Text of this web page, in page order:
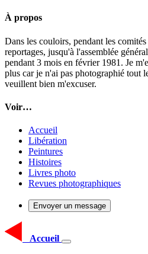
À propos
Dans les couloirs, pendant les
reportages, jusqu'à l'assemblée
pendant 3 mois en février 1981. Je
plus car je n'ai pas photographié tout
veuillent bien m'excuser.
Voir…
Accueil
Libération
Peintures
Histoires
Livres photo
Revues photographiques
Envoyer un message
Accueil